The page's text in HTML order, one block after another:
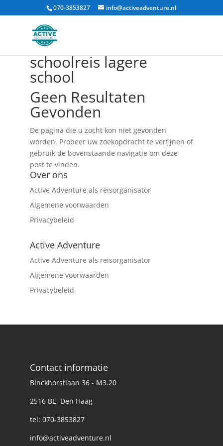
070-3853827 info@activeadventure.nl
schoolreis lagere
school
Geen Resultaten
Gevonden
De pagina die u zocht kon niet gevonden
worden. Probeer uw zoekopdracht te verfijnen of
gebruik de bovenstaande navigatie om deze
post te vinden.
Over ons
Active Adventure als reisorganisator
Algemene voorwaarden
Privacybeleid
Active Adventure
Active Adventure als reisorganisator
Algemene voorwaarden
Privacybeleid
Contact informatie
Binckhorstlaan 36 - M3.20
2516 BE, Den Haag
tel: 070-3853827
info@activeadventure.nl